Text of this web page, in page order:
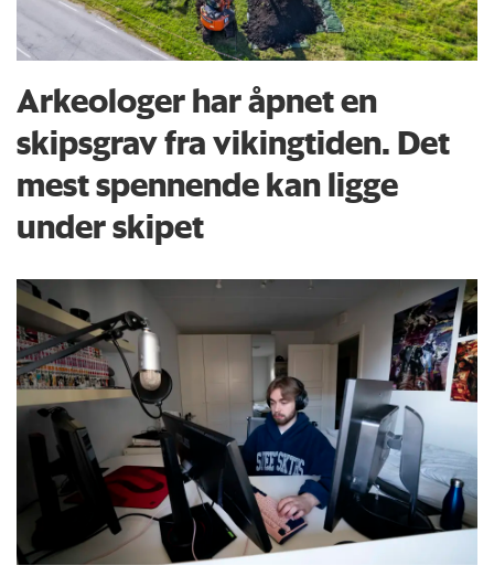
Arkeologer har åpnet en
skipsgrav fra vikingtiden. Det
mest spennende kan ligge
under skipet